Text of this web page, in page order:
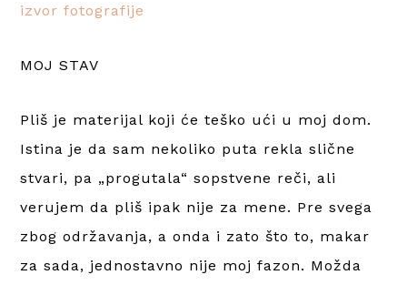
izvor fotografije
MOJ STAV
Pliš je materijal koji će teško ući u moj dom.
Istina je da sam nekoliko puta rekla slične
stvari, pa „progutala“ sopstvene reči, ali
verujem da pliš ipak nije za mene. Pre svega
zbog održavanja, a onda i zato što to, makar
za sada, jednostavno nije moj fazon. Možda